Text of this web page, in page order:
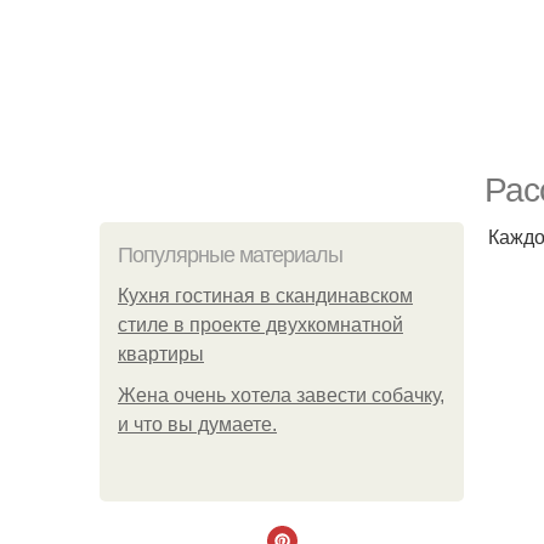
Популярные материалы
Кухня гостиная в скандинавском
стиле в проекте двухкомнатной
квартиры
Жена очень хотела завести собачку,
и что вы думаете.